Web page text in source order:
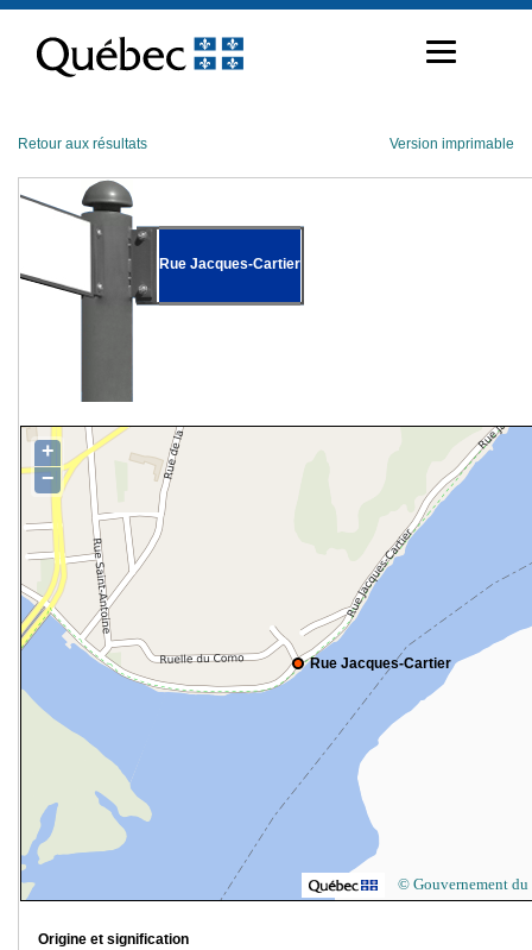
contenu
Retour aux résultats Version imprimable
Rue Jacques-Cartier
Rue Jacques-Cartier
+
−
© Gouvernement du
Origine et signification